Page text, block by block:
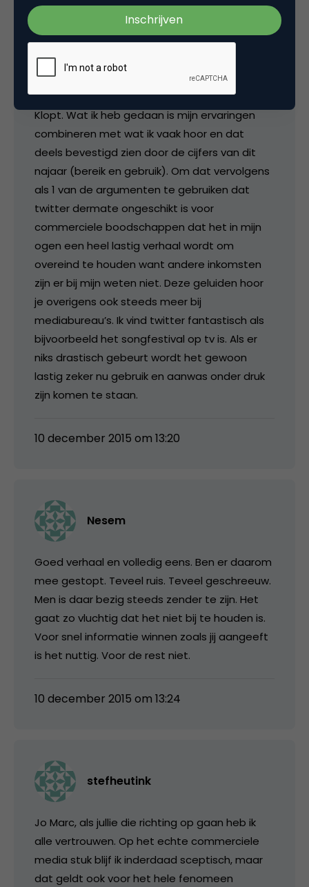
stefheutink
Klopt. Wat ik heb gedaan is mijn ervaringen
combineren met wat ik vaak hoor en dat
deels bevestigd zien door de cijfers van dit
najaar (bereik en gebruik). Om dat vervolgens
als 1 van de argumenten te gebruiken dat
twitter dermate ongeschikt is voor
commerciele boodschappen dat het in mijn
ogen een heel lastig verhaal wordt om
overeind te houden want andere inkomsten
zijn er bij mijn weten niet. Deze geluiden hoor
je overigens ook steeds meer bij
mediabureau’s. Ik vind twitter fantastisch als
bijvoorbeeld het songfestival op tv is. Als er
niks drastisch gebeurt wordt het gewoon
lastig zeker nu gebruik en aanwas onder druk
zijn komen te staan.
10 december 2015 om 13:20
Nesem
Goed verhaal en volledig eens. Ben er daarom
mee gestopt. Teveel ruis. Teveel geschreeuw.
Men is daar bezig steeds zender te zijn. Het
gaat zo vluchtig dat het niet bij te houden is.
Voor snel informatie winnen zoals jij aangeeft
is het nuttig. Voor de rest niet.
10 december 2015 om 13:24
stefheutink
Jo Marc, als jullie die richting op gaan heb ik
alle vertrouwen. Op het echte commerciele
media stuk blijf ik inderdaad sceptisch, maar
dat geldt ook voor het hele fenomeen